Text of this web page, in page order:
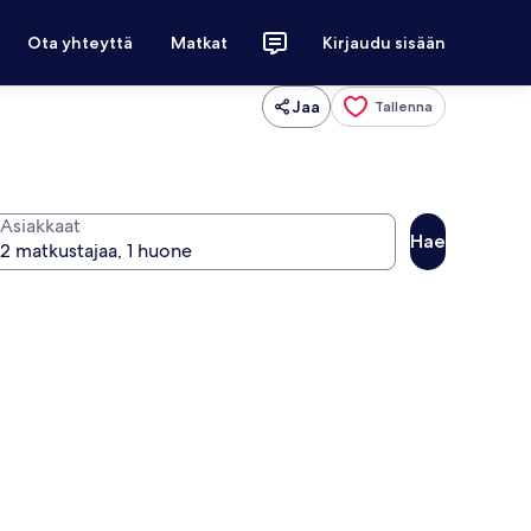
Ota yhteyttä Matkat Kirjaudu sisään
Jaa Tallenna
Asiakkaat
Hae